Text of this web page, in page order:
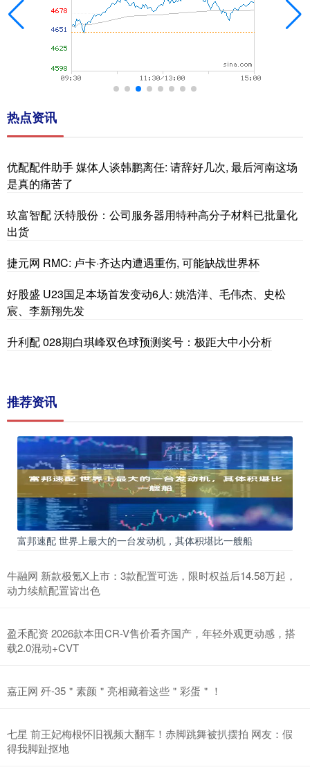
热点资讯
优配配件助手 媒体人谈韩鹏离任: 请辞好几次, 最后河南这场
是真的痛苦了
玖富智配 沃特股份：公司服务器用特种高分子材料已批量化
出货
捷元网 RMC: 卢卡·齐达内遭遇重伤, 可能缺战世界杯
好股盛 U23国足本场首发变动6人: 姚浩洋、毛伟杰、史松
宸、李新翔先发
升利配 028期白琪峰双色球预测奖号：极距大中小分析
推荐资讯
富邦速配 世界上最大的一台发动机，其体积堪比一艘船
牛融网 新款极氪X上市：3款配置可选，限时权益后14.58万起，
动力续航配置皆出色
盈禾配资 2026款本田CR-V售价看齐国产，年轻外观更动感，搭
载2.0混动+CVT
嘉正网 歼-35＂素颜＂亮相藏着这些＂彩蛋＂！
七星 前王妃梅根怀旧视频大翻车！赤脚跳舞被扒摆拍 网友：假
得我脚趾抠地